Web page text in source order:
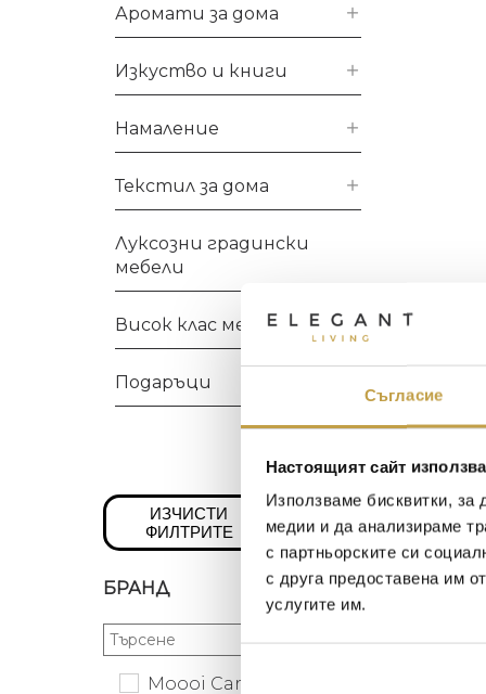
Съгласие
Настоящият сайт
Използваме бисквитки,
медии и да анализираме
с партньорските си
с друга предоставена им
услугите им.
Аромати за дома
Изкуство и книги
Намаление
Текстил за дома
Луксозни градински
мебели
Висок клас мебели
Подаръци
ИЗЧИСТИ
ФИЛТРИТЕ
БРАНД
Moooi Carpets